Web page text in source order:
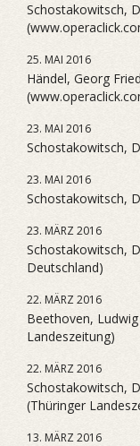
Schostakowitsch,
25. MAI 2016
Händel, Georg
23. MAI 2016
Schostakowitsch,
23. MAI 2016
Schostakowitsch,
23. MÄRZ 2016
Schostakowitsch,
Deutschland)
22. MÄRZ 2016
Beethoven,
Landeszeitung)
22. MÄRZ 2016
Schostakowitsch,
(Thüringer
13. MÄRZ 2016